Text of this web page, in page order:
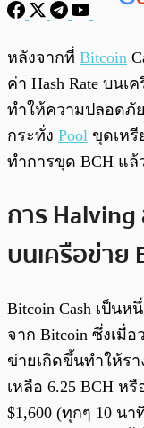
พร้อมเล่น
หลังจากที่ Bitcoin
ค่า Hash Rate บนเ
ทำให้ความปลอดภั
กระทั่ง Pool ขุดเหรี
ทำการขุด BCH แล้
การ
บนเครือข่าย
Bitcoin Cash เป็น
จาก Bitcoin ซึ่งเมื่
ข่ายเกิดขึ้นทำให้รา
เหลือ 6.25 BCH ห
$1,600 (ทุกๆ 10 น